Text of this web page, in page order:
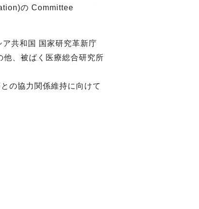
の Committee
共和国 国家研究革新庁
他、被ばく医療総合研究所
の協力関係維持に向けて